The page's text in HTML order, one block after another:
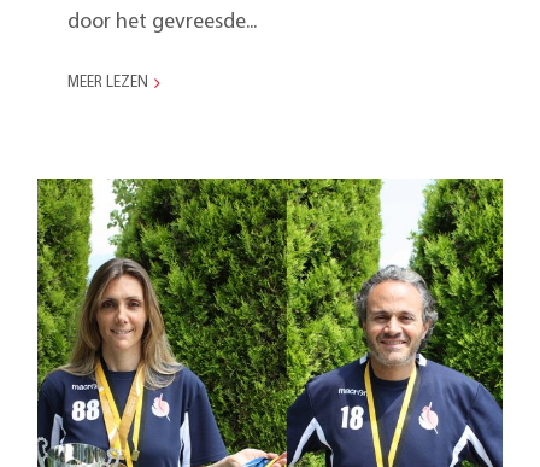
door het gevreesde...
MEER LEZEN
Indiaca Zwitsers
kampioenschap